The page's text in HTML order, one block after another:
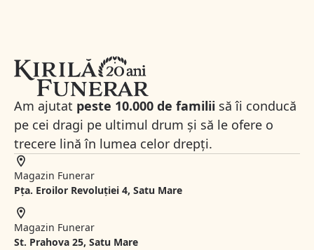
Am ajutat peste 10.000 de familii să îi conducă
pe cei dragi pe ultimul drum și să le ofere o
trecere lină în lumea celor drepți.
Magazin Funerar
Pța. Eroilor Revoluției 4, Satu Mare
Magazin Funerar
St. Prahova 25, Satu Mare